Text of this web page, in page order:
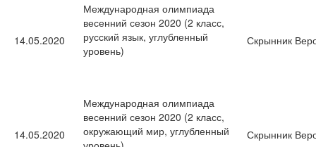
14.05.2020
Международная олимпиада
весенний сезон 2020 (2 класс,
русский язык, углубленный
уровень)
Скрынник
14.05.2020
Международная олимпиада
весенний сезон 2020 (2 класс,
окружающий мир, углубленный
Скрынник